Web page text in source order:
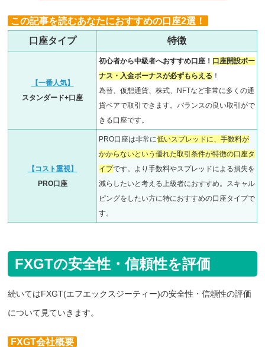
この記事を読むあなたにおすすめの口座2選！
口座タイプ
特徴
【一番人気】
スタンダード+口座
初心者から中級者へおすすめ口座！ 口座開設ボー
ナス・入金ボーナスが必ずもらえる ！
為替、仮想通貨、株式、NFTなど非常に多くの通
貨ペアで取引できます。バランスの良い取引がで
きる口座です。
【コスト重視】
PRO口座
PRO口座は非常に低いスプレッドに、手数料が
かからないという優れた取引条件が特徴の口座タ
イプです。より手数料やスプレッドによる損失を
減らしたいと考える上級者におすすめ。 スキャル
ピングをしたい方に特におすすめの口座タイプで
す。
FXGTの安全性・信頼性を評価
続いてはFXGT(エフエックスジーティー)の安全性・信頼性の評価
について見ていきます。
FXGT会社概要